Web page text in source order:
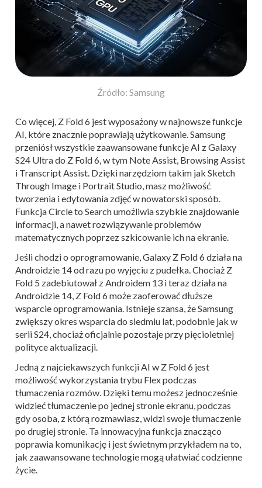
Źródło: Samsung
Co więcej, Z Fold 6 jest wyposażony w najnowsze funkcje
AI, które znacznie poprawiają użytkowanie. Samsung
przeniósł wszystkie zaawansowane funkcje AI z Galaxy
S24 Ultra do Z Fold 6, w tym Note Assist, Browsing Assist
i Transcript Assist. Dzięki narzędziom takim jak Sketch
Through Image i Portrait Studio, masz możliwość
tworzenia i edytowania zdjęć w nowatorski sposób.
Funkcja Circle to Search umożliwia szybkie znajdowanie
informacji, a nawet rozwiązywanie problemów
matematycznych poprzez szkicowanie ich na ekranie.
Jeśli chodzi o oprogramowanie, Galaxy Z Fold 6 działa na
Androidzie 14 od razu po wyjęciu z pudełka. Chociaż Z
Fold 5 zadebiutował z Androidem 13 i teraz działa na
Androidzie 14, Z Fold 6 może zaoferować dłuższe
wsparcie oprogramowania. Istnieje szansa, że Samsung
zwiększy okres wsparcia do siedmiu lat, podobnie jak w
serii S24, chociaż oficjalnie pozostaje przy pięcioletniej
polityce aktualizacji.
Jedną z najciekawszych funkcji AI w Z Fold 6 jest
możliwość wykorzystania trybu Flex podczas
tłumaczenia rozmów. Dzięki temu możesz jednocześnie
widzieć tłumaczenie po jednej stronie ekranu, podczas
gdy osoba, z którą rozmawiasz, widzi swoje tłumaczenie
po drugiej stronie. Ta innowacyjna funkcja znacząco
poprawia komunikację i jest świetnym przykładem na to,
jak zaawansowane technologie mogą ułatwiać codzienne
życie.